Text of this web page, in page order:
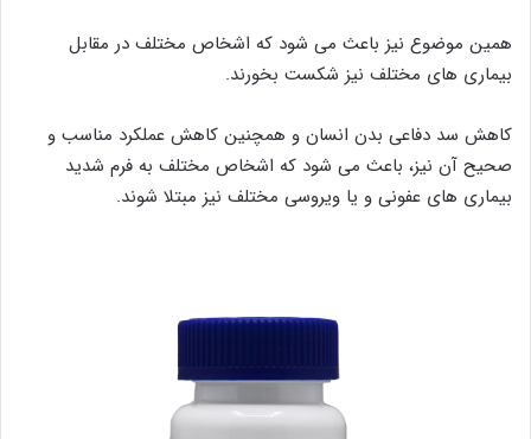
همین موضوع نیز باعث می شود که اشخاص مختلف در مقابل
بیماری های مختلف نیز شکست بخورند.
کاهش سد دفاعی بدن انسان و همچنین کاهش عملکرد مناسب و
صحیح آن نیز، باعث می شود که اشخاص مختلف به فرم شدید
بیماری های عفونی و یا ویروسی مختلف نیز مبتلا شوند.